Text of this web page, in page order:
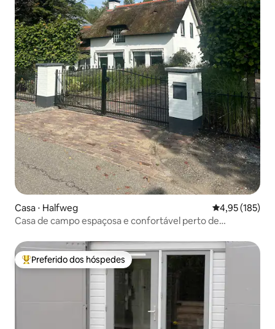
Casa ⋅ Halfweg 4,95 de uma
4,95 (185)
Casa de campo espaçosa e confortável perto de
Entre os melhores preferidos dos hóspedes
Preferido dos hóspedes